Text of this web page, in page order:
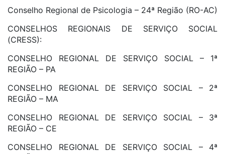
Conselho Regional de Psicologia – 24ª Região (RO-AC)
CONSELHOS REGIONAIS DE SERVIÇO SOCIAL
(CRESS):
CONSELHO REGIONAL DE SERVIÇO SOCIAL – 1ª
REGIÃO – PA
CONSELHO REGIONAL DE SERVIÇO SOCIAL – 2ª
REGIÃO – MA
CONSELHO REGIONAL DE SERVIÇO SOCIAL – 3ª
REGIÃO – CE
CONSELHO REGIONAL DE SERVIÇO SOCIAL – 4ª